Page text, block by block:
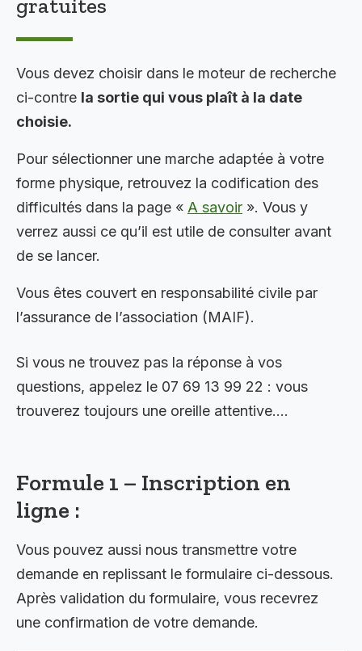
gratuites
Vous devez choisir dans le moteur de recherche
ci-contre la sortie qui vous plaît à la date
choisie.
Pour sélectionner une marche adaptée à votre
forme physique, retrouvez la codification des
difficultés dans la page « A savoir ». Vous y
verrez aussi ce qu’il est utile de consulter avant
de se lancer.
Vous êtes couvert en responsabilité civile par
l’assurance de l’association (MAIF).
Si vous ne trouvez pas la réponse à vos
questions, appelez le 07 69 13 99 22 : vous
trouverez toujours une oreille attentive….
Formule 1 – Inscription en
ligne :
Vous pouvez aussi nous transmettre votre
demande en replissant le formulaire ci-dessous.
Après validation du formulaire, vous recevrez
une confirmation de votre demande.